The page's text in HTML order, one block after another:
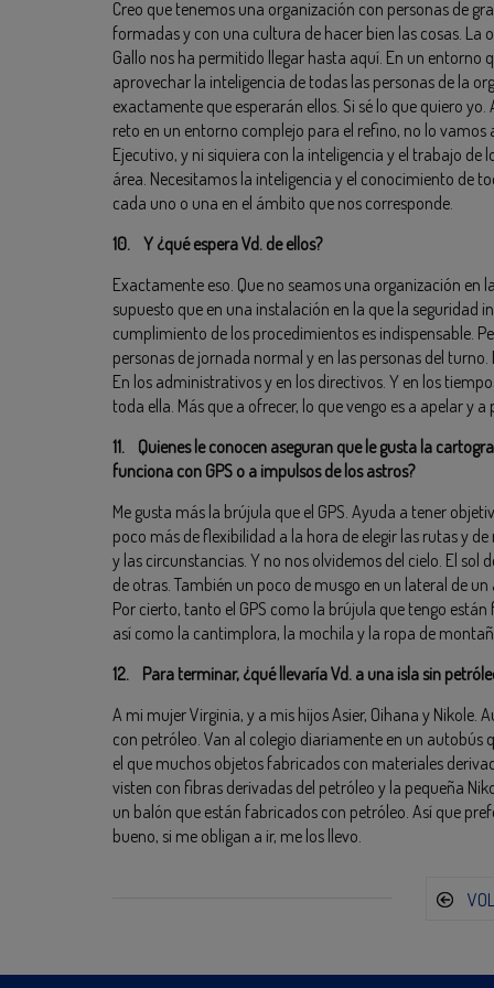
Creo que tenemos una organización con personas de
formadas y con una cultura de hacer bien las cosas.
Gallo nos ha permitido llegar hasta aquí. En un
aprovechar la inteligencia de todas las personas de la
exactamente que esperarán ellos. Si sé lo que quiero
reto en un entorno complejo para el refino, no lo
Ejecutivo, y ni siquiera con la inteligencia y el trabajo de
área. Necesitamos la inteligencia y el conocimiento de
cada uno o una en el ámbito que nos corresponde.
10. Y ¿qué espera Vd. de ellos?
Exactamente eso. Que no seamos una organización en
supuesto que en una instalación en la que la seguridad
cumplimiento de los procedimientos es indispensable.
personas de jornada normal y en las personas del
En los administrativos y en los directivos. Y en los
toda ella. Más que a ofrecer, lo que vengo es a apelar y a
11. Quienes le conocen aseguran que le gusta la
funciona con GPS o a impulsos de los astros?
Me gusta más la brújula que el GPS. Ayuda a tener
poco más de flexibilidad a la hora de elegir las rutas y
y las circunstancias. Y no nos olvidemos del cielo. El sol
de otras. También un poco de musgo en un lateral de
Por cierto, tanto el GPS como la brújula que tengo
así como la cantimplora, la mochila y la ropa de
12. Para terminar, ¿qué llevaría Vd. a una isla sin
A mi mujer Virginia, y a mis hijos Asier, Oihana y
con petróleo. Van al colegio diariamente en un autobús
el que muchos objetos fabricados con materiales
visten con fibras derivadas del petróleo y la pequeña
un balón que están fabricados con petróleo. Así que
bueno, si me obligan a ir, me los llevo.